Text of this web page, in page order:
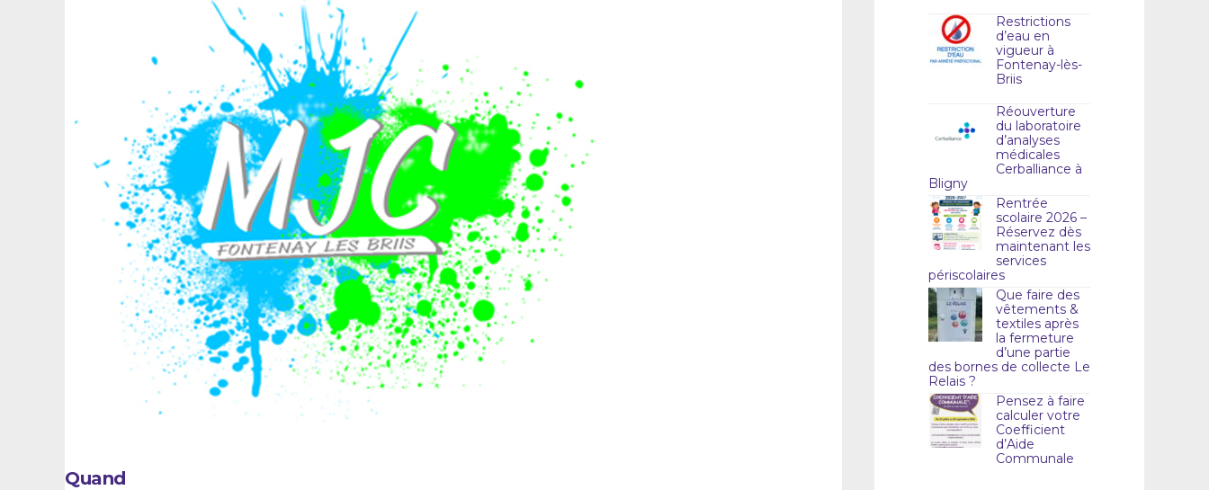
Quand
Restrictions
d’eau en
vigueur à
Fontenay-lès-
Briis
Réouverture
du laboratoire
d’analyses
médicales
Cerballiance à
Bligny
Rentrée
scolaire 2026 –
Réservez dès
maintenant les
services
périscolaires
Que faire des
vêtements &
textiles après
la fermeture
d’une partie
des bornes de collecte Le
Relais ?
Pensez à faire
calculer votre
Coefficient
d’Aide
Communale